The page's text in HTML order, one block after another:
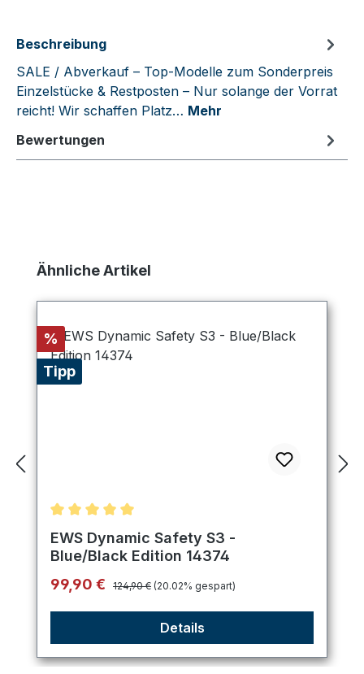
Beschreibung
SALE / Abverkauf – Top-Modelle zum Sonderpreis
Einzelstücke & Restposten – Nur solange der Vorrat
reicht! Wir schaffen Platz… Mehr
Bewertungen
Produktgalerie überspringen
Ähnliche Artikel
Rabatt
%
Tipp
Durchschnittliche Bewertung von 5 von 5 Sternen
EWS Dynamic Safety S3 -
Blue/Black Edition 14374
Verkaufspreis:
99,90 € Regulärer Preis:
124,90 € (20.02% gespart)
Details